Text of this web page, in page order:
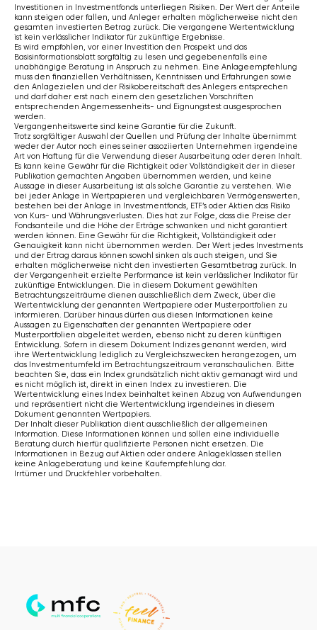
Investitionen in Investmentfonds unterliegen Risiken. Der Wert der Anteile
kann steigen oder fallen, und Anleger erhalten möglicherweise nicht den
gesamten investierten Betrag zurück. Die vergangene Wertentwicklung
ist kein verlässlicher Indikator für zukünftige Ergebnisse.
Es wird empfohlen, vor einer Investition den Prospekt und das
Basisinformationsblatt sorgfältig zu lesen und gegebenenfalls eine
unabhängige Beratung in Anspruch zu nehmen. Eine Anlageempfehlung
muss den finanziellen Verhältnissen, Kenntnissen und Erfahrungen sowie
den Anlagezielen und der Risikobereitschaft des Anlegers entsprechen
und darf daher erst nach einem den gesetzlichen Vorschriften
entsprechenden Angemessenheits- und Eignungstest ausgesprochen
werden.
Vergangenheitswerte sind keine Garantie für die Zukunft.
Trotz sorgfältiger Auswahl der Quellen und Prüfung der Inhalte übernimmt
weder der Autor noch eines seiner assoziierten Unternehmen irgendeine
Art von Haftung für die Verwendung dieser Ausarbeitung oder deren Inhalt.
Es kann keine Gewähr für die Richtigkeit oder Vollständigkeit der in dieser
Publikation gemachten Angaben übernommen werden, und keine
Aussage in dieser Ausarbeitung ist als solche Garantie zu verstehen. Wie
bei jeder Anlage in Wertpapieren und vergleichbaren Vermögenswerten,
bestehen bei der Anlage in Investmentfonds, ETF’s oder Aktien das Risiko
von Kurs- und Währungsverlusten. Dies hat zur Folge, dass die Preise der
Fondsanteile und die Höhe der Erträge schwanken und nicht garantiert
werden können. Eine Gewähr für die Richtigkeit, Vollständigkeit oder
Genauigkeit kann nicht übernommen werden. Der Wert jedes Investments
und der Ertrag daraus können sowohl sinken als auch steigen, und Sie
erhalten möglicherweise nicht den investierten Gesamtbetrag zurück. In
der Vergangenheit erzielte Performance ist kein verlässlicher Indikator für
zukünftige Entwicklungen. Die in diesem Dokument gewählten
Betrachtungszeiträume dienen ausschließlich dem Zweck, über die
Wertentwicklung der genannten Wertpapiere oder Musterportfolien zu
informieren. Darüber hinaus dürfen aus diesen Informationen keine
Aussagen zu Eigenschaften der genannten Wertpapiere oder
Musterportfolien abgeleitet werden, ebenso nicht zu deren künftigen
Entwicklung. Sofern in diesem Dokument Indizes genannt werden, wird
ihre Wertentwicklung lediglich zu Vergleichszwecken herangezogen, um
das Investmentumfeld im Betrachtungszeitraum veranschaulichen. Bitte
beachten Sie, dass ein Index grundsätzlich nicht aktiv gemanagt wird und
es nicht möglich ist, direkt in einen Index zu investieren. Die
Wertentwicklung eines Index beinhaltet keinen Abzug von Aufwendungen
und repräsentiert nicht die Wertentwicklung irgendeines in diesem
Dokument genannten Wertpapiers.
Der Inhalt dieser Publikation dient ausschließlich der allgemeinen
Information. Diese Informationen können und sollen eine individuelle
Beratung durch hierfür qualifizierte Personen nicht ersetzen. Die
Informationen in Bezug auf Aktien oder andere Anlageklassen stellen
keine Anlageberatung und keine Kaufempfehlung dar.
Irrtümer und Druckfehler vorbehalten.